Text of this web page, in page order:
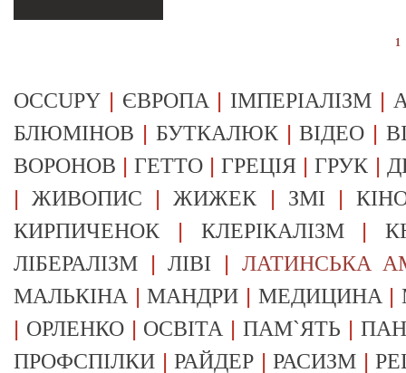
1
OCCUPY | ЄВРОПА | ІМПЕРІАЛІЗМ |
БЛЮМІНОВ | БУТКАЛЮК|ВІДЕО |
ВОРОНОВ |ГЕТТО |ГРЕЦІЯ |ГРУК |
|ЖИВОПИС |ЖИЖЕК | ЗМІ |
КИРПИЧЕНОК | КЛЕРІКАЛІЗМ|
ЛІБЕРАЛІЗМ |ЛІВІ | ЛАТИНСЬКА
МАЛЬКІНА |МАНДРИ | МЕДИЦИНА |
| ОРЛЕНКО| ОСВІТА |ПАМ`ЯТЬ |
ПРОФСПІЛКИ |РАЙДЕР |РАСИЗМ |